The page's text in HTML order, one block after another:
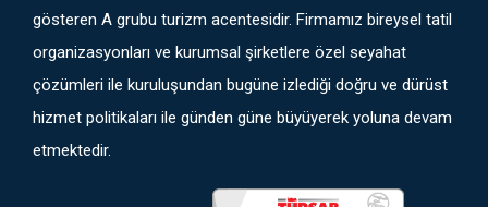
gösteren A grubu turizm acentesidir. Firmamız bireysel tatil
organizasyonları ve kurumsal şirketlere özel seyahat
çözümleri ile kuruluşundan bugüne izlediği doğru ve dürüst
hizmet politikaları ile günden güne büyüyerek yoluna devam
etmektedir.